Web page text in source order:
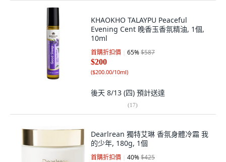
KHAOKHO TALAYPU Peaceful
Evening Cent 晚香玉香氛精油, 1個,
10ml
首購折扣價 65%$587
$200
($200.00/10ml)
後天 8/13 (四) 預計送達
(17)
Dearlrean 獨特艾琳 香氛身體冷霜 我
的少年, 180g, 1個
首購折扣價 40%$425